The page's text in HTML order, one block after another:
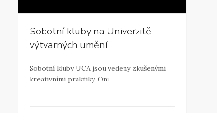
Sobotní kluby na Univerzitě
výtvarných umění
Sobotní kluby UCA jsou vedeny zkušenými
kreativními praktiky. Oni…